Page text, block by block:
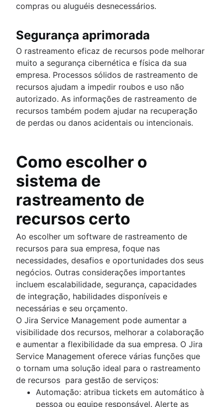
compras ou aluguéis desnecessários.
Segurança aprimorada
O rastreamento eficaz de recursos pode melhorar
muito a segurança cibernética e física da sua
empresa. Processos sólidos de rastreamento de
recursos ajudam a impedir roubos e uso não
autorizado. As informações de rastreamento de
recursos também podem ajudar na recuperação
de perdas ou danos acidentais ou intencionais.
Como escolher o
sistema de
rastreamento de
recursos certo
Ao escolher um software de rastreamento de
recursos para sua empresa, foque nas
necessidades, desafios e oportunidades dos seus
negócios. Outras considerações importantes
incluem escalabilidade, segurança, capacidades
de integração, habilidades disponíveis e
necessárias e seu orçamento.
O Jira Service Management pode aumentar a
visibilidade dos recursos, melhorar a colaboração
e aumentar a flexibilidade da sua empresa. O Jira
Service Management oferece várias funções que
o tornam uma solução ideal para o rastreamento
de recursos para gestão de serviços:
Automação: atribua tickets em automático à
pessoa ou equipe responsável. Alerte as